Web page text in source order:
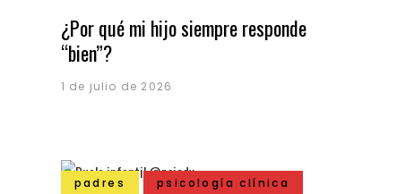
¿Por qué mi hijo siempre responde
“bien”?
1 de julio de 2026
padres psicología clínica